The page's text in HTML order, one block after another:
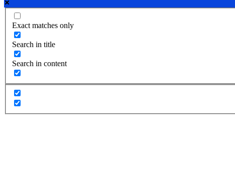
Exact matches only
Search in title
Search in content